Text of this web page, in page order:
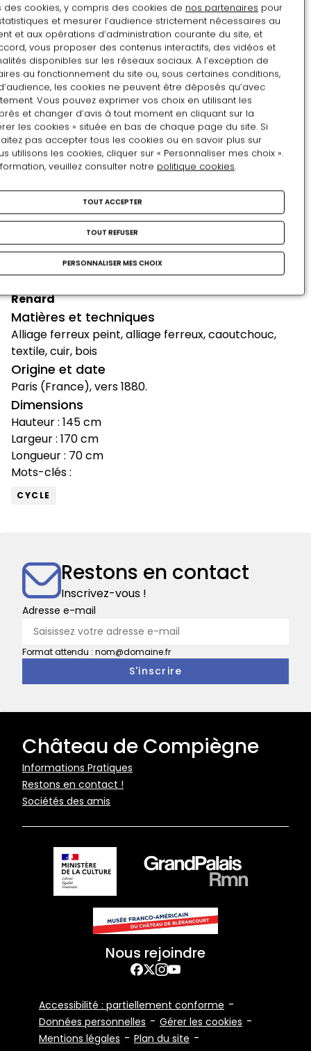
production de Victor Renard, qui se distinguait par la
fabrication de grands bis particulièrement grands,
pouvant atteindre, dit-on, plus de 2,20 m de hauteur.
Une autre caractéristique de ses modèles réside
dans la conception de roues à rayons indesserables,
filetés à leur partie inférieure et vissés dans le moyeu
entre deux plaques mobiles accolées par des
écrous.
Les tricycles connurent à la même époque que les
grands bis une grande popularité en raison de leur
facilité d’usage. Ce n'est cependant qu’avec
l’invention de la bicyclette, qui est mise au point à
partir de 1886, que pourra se généraliser l’usage du
cycle.
Don du Touring-Club de France, 1926.
Artistes
Renard
Matières et techniques
Alliage ferreux peint, alliage ferreux, caoutchouc,
textile, cuir, bois
Origine et date
Paris (France), vers 1880.
Dimensions
Hauteur : 145 cm
Largeur : 170 cm
Longueur : 70 cm
Mots-clés :
CYCLE
Restons en contact
Inscrivez-vous !
Adresse e-mail
Format attendu : nom@domaine.fr
Château de Compiègne
Pied
de
page
Informations Pratiques
Restons en contact !
Sociétés des amis
Nous rejoindre
Facebook
TwitterInstagram
YouTube
Bottom
Accessibilité : partiellement conforme
Données personnelles
Gérer les cookies
Mentions légales
Plan du site
des cookies, y compris des cookies de nos partenaires pour
et mesurer l’audience strictement nécessaires au
et aux opérations d’administration courante du site, et
vous proposer des contenus interactifs, des vidéos et
disponibles sur les réseaux sociaux. A l’exception de
au fonctionnement du site ou, sous certaines conditions,
les cookies ne peuvent être déposés qu’avec
Vous pouvez exprimer vos choix en utilisant les
et changer d’avis à tout moment en cliquant sur la
les cookies » située en bas de chaque page du site. Si
pas accepter tous les cookies ou en savoir plus sur
utilisons les cookies, cliquer sur « Personnaliser mes choix ».
veuillez consulter notre politique cookies.
TOUT ACCEPTER
TOUT REFUSER
PERSONNALISER MES CHOIX